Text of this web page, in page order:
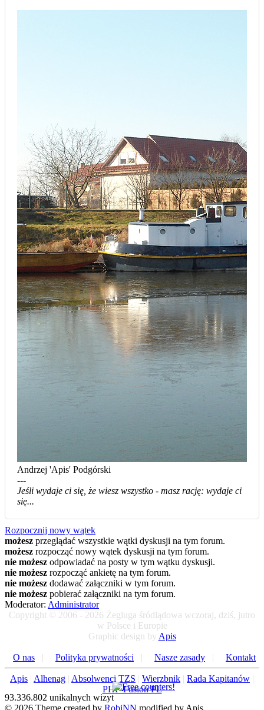
Andrzej 'Apis' Podgórski
---
Jeśli wydaje ci się, że wiesz wszystko - masz rację: wydaje ci
się...
Rozpocznij nowy wątek
możesz przeglądać wszystkie wątki dyskusji na tym forum.
możesz rozpocząć nowy wątek dyskusji na tym forum.
nie możesz odpowiadać na posty w tym wątku dyskusji.
nie możesz rozpocząć ankietę na tym forum.
nie możesz dodawać załączniki w tym forum.
nie możesz pobierać załączniki na tym forum.
Moderator: Administrator
Copyright © 2006 - 2026 Żegluga śródlądowa wczoraj, dziś, jutro
w Polsce i Europie
Graphic design by Apis
O nas | Polityka prywatności | Nasze zasady | Kontakt
Apis | Alhenag | Absolwenci TZS | Wierzbnik | Rada Kapitanów |
PHP-Fusion PL
93.336.802 unikalnych wizyt